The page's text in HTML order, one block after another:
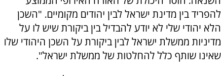
להפריד בין מדינת ישראל לבין יהודים מקומיים. "השכן
הלא יהודי שלי לא יודע להבדיל בין ביקורת שיש לו על
מדיניות ממשלת ישראל לבין ביקורת על השכן היהודי שלו
שאינו שותף כלל להחלטות של ממשלת ישראל".